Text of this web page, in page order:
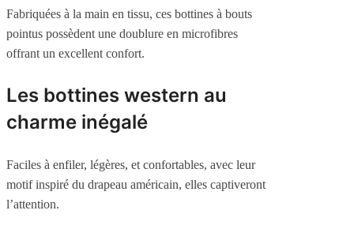
Fabriquées à la main en tissu, ces bottines à bouts
pointus possèdent une doublure en microfibres
offrant un excellent confort.
Les bottines western au
charme inégalé
Faciles à enfiler, légères, et confortables, avec leur
motif inspiré du drapeau américain, elles captiveront
l’attention.